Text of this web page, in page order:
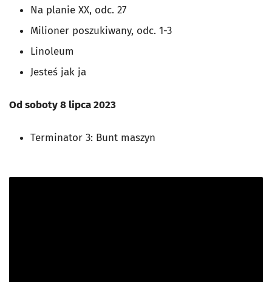
Na planie XX, odc. 27
Milioner poszukiwany, odc. 1-3
Linoleum
Jesteś jak ja
Od soboty 8 lipca 2023
Terminator 3: Bunt maszyn